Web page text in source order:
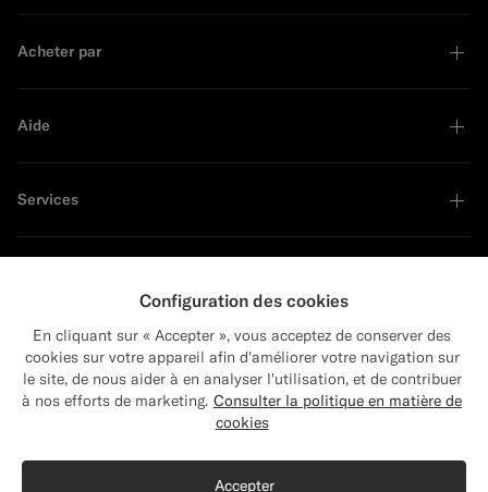
Acheter le look
Acheter par
Aide
Services
Leader en développement durable Close
Expédition vers : États-Unis ?
Mettez à jour votre adresse pour voir les
pour vous.
Configuration des cookies
En cliquant sur « Accepter », vous acceptez de conserver des
cookies sur votre appareil afin d'améliorer votre navigation sur
le site, de nous aider à en analyser l'utilisation, et de contribuer
à nos efforts de marketing. Consulter la politique en matière de
cookies
Accepter